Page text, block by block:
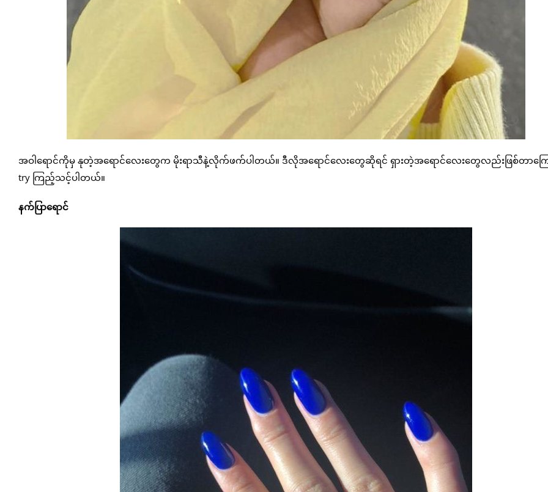
အဝါရောင်ကိုမှ နုတဲ့အရောင်လေးတွေက မိုးရာသီနဲ့လိုက်ဖက်ပါတယ်။ ဒီလိုအရောင်လေးတွေဆိုရင် ရှားတဲ့အရောင်လေးတွေလည်းဖြစ်တာကြ
try ကြည့်သင့်ပါတယ်။
နက်ပြာရောင်